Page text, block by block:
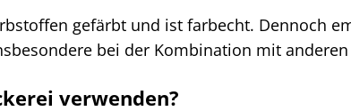
gefärbt und ist farbecht. Dennoch
bei der Kombination mit
verwenden?